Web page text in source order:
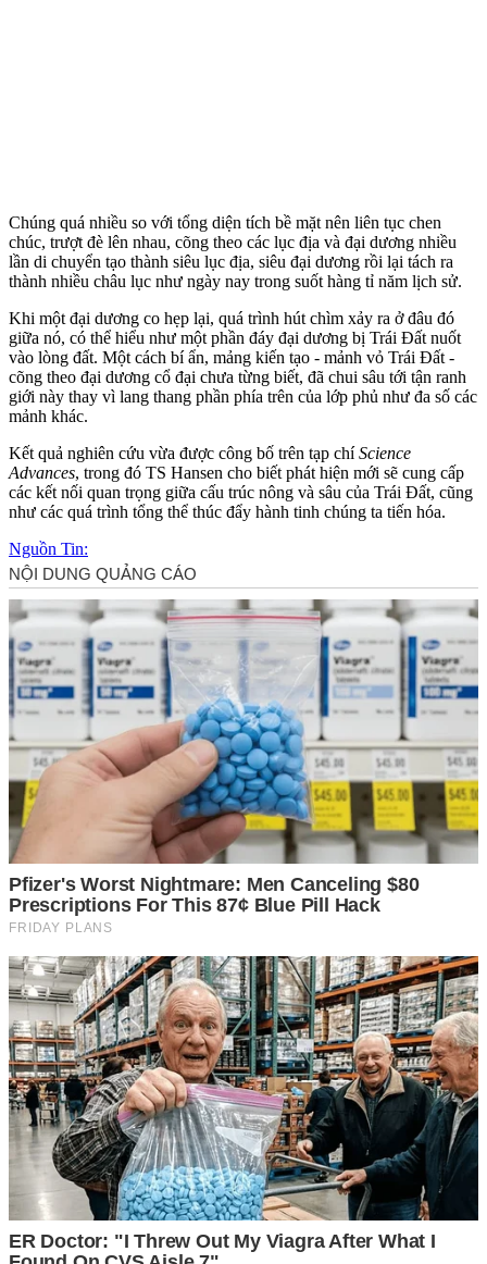
Chúng quá nhiều so với tổng diện tích bề mặt nên liên tục chen
chúc, trượt đè lên nhau, cõng theo các lục địa và đại dương nhiều
lần di chuyển tạo thành siêu lục địa, siêu đại dương rồi lại tách ra
thành nhiều châu lục như ngày nay trong suốt hàng tỉ năm lịch sử.
Khi một đại dương co hẹp lại, quá trình hút chìm xảy ra ở đâu đó
giữa nó, có thể hiểu như một phần đáy đại dương bị Trái Đất nuốt
vào lòng đất. Một cách bí ẩn, mảng kiến tạo - mảnh vỏ Trái Đất -
cõng theo đại dương cổ đại chưa từng biết, đã chui sâu tới tận ranh
giới này thay vì lang thang phần phía trên của lớp phủ như đa số các
mảnh khác.
Kết quả nghiên cứu vừa được công bố trên tạp chíScience
Advances, trong đó TS Hansen cho biết phát hiện mới sẽ cung cấp
các kết nối quan trọng giữa cấu trúc nông và sâu của Trái Đất, cũng
như các quá trình tổng thể thúc đẩy hành tinh chúng ta tiến hóa.
Nguồn Tin: